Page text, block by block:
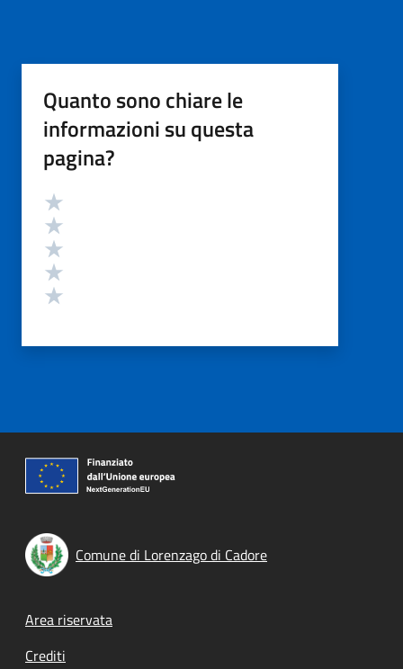
Quanto sono chiare le
informazioni su questa
pagina?
Valutazione
Comune di Lorenzago di Cadore
Footer menu
Area riservata
Crediti